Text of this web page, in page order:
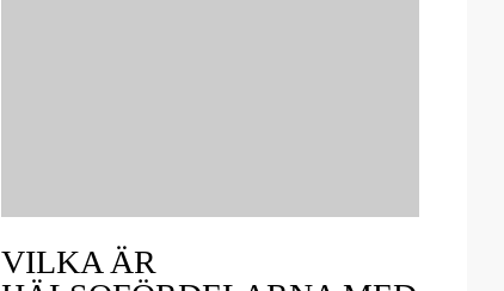
VILKA ÄR